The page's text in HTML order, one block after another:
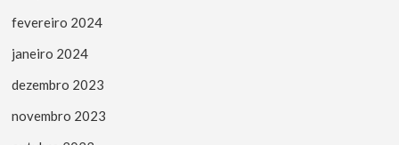
fevereiro 2024
janeiro 2024
dezembro 2023
novembro 2023